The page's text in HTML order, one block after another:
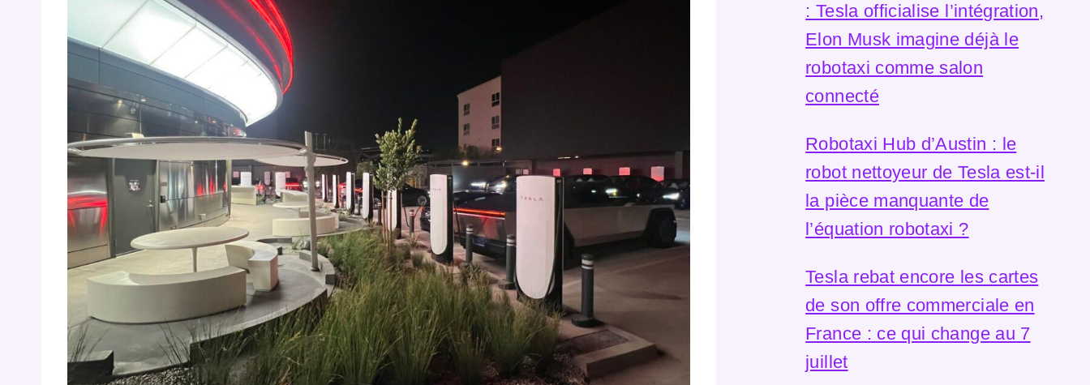
: Tesla officialise l’intégration,
Elon Musk imagine déjà le
robotaxi comme salon
connecté
Robotaxi Hub d’Austin : le
robot nettoyeur de Tesla est-il
la pièce manquante de
l’équation robotaxi ?
Tesla rebat encore les cartes
de son offre commerciale en
France : ce qui change au 7
juillet